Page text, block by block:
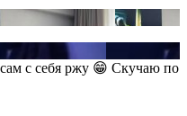
с себя ржу 😁 Скучаю по